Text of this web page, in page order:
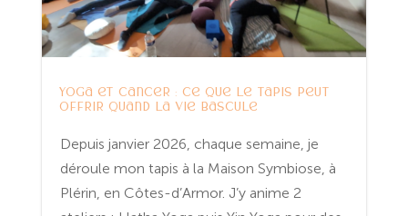
Yoga et cancer : ce que le tapis peut
offrir quand la vie bascule
Depuis janvier 2026, chaque semaine, je
déroule mon tapis à la Maison Symbiose, à
Plérin, en Côtes-d’Armor. J’y anime 2